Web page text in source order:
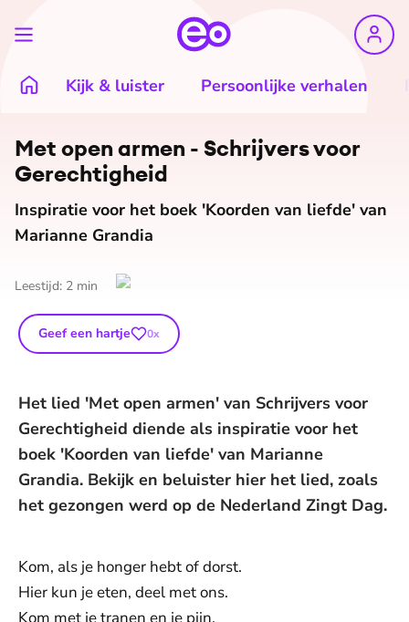
Kijk & luister Persoonlijke verhalen
De weergave van deze video vereist jouw
Met open armen - Schrijvers voor
Ge­rech­tig­heid
Inspiratie voor het boek 'Koorden van liefde' van
Marianne Grandia
Leestijd: 2 min
Geef een hartje 0x
Het lied 'Met open armen' van Schrijvers voor
Gerechtigheid diende als inspiratie voor het
boek 'Koorden van liefde' van Marianne
Grandia. Bekijk en beluister hier het lied, zoals
het gezongen werd op de Nederland Zingt Dag.
Kom, als je honger hebt of dorst.
Hier kun je eten, deel met ons.